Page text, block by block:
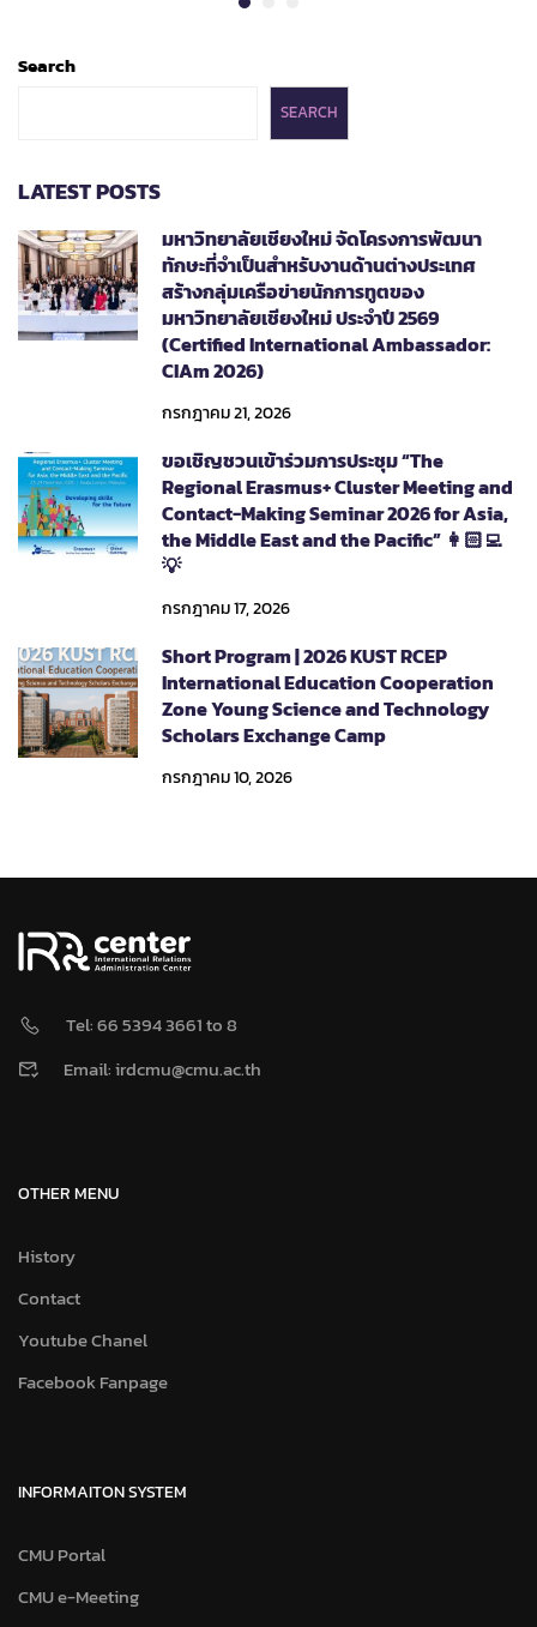
Search
SEARCH
LATEST POSTS
มหาวิทยาลัยเชียงใหม่ จัดโครงการพัฒนา
ทักษะที่จำเป็นสำหรับงานด้านต่างประเทศ
สร้างกลุ่มเครือข่ายนักการทูตของ
มหาวิทยาลัยเชียงใหม่ ประจำปี 2569
(Certified International Ambassador:
CIAm 2026)
กรกฎาคม 21, 2026
ขอเชิญชวนเข้าร่วมการประชุม “The
Regional Erasmus+ Cluster Meeting and
Contact-Making Seminar 2026 for Asia,
the Middle East and the Pacific” 👩🏻‍💻
💡
กรกฎาคม 17, 2026
Short Program | 2026 KUST RCEP
International Education Cooperation
Zone Young Science and Technology
Scholars Exchange Camp
กรกฎาคม 10, 2026
Tel: 66 5394 3661 to 8
Email: irdcmu@cmu.ac.th
OTHER MENU
History
Contact
Youtube Chanel
Facebook Fanpage
INFORMAITON SYSTEM
CMU Portal
CMU e-Meeting